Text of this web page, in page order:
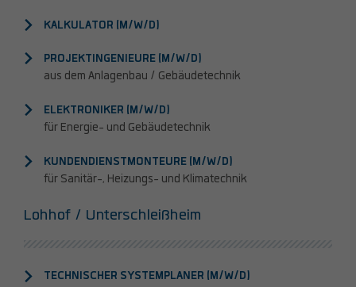
KALKULATOR (M/W/D)
PROJEKTINGENIEURE (M/W/D)
aus dem Anlagenbau / Gebäudetechnik
ELEKTRONIKER (M/W/D)
für Energie- und Gebäudetechnik
KUNDENDIENSTMONTEURE (M/W/D)
für Sanitär-, Heizungs- und Klimatechnik
Lohhof / Unterschleißheim
TECHNISCHER SYSTEMPLANER (M/W/D)